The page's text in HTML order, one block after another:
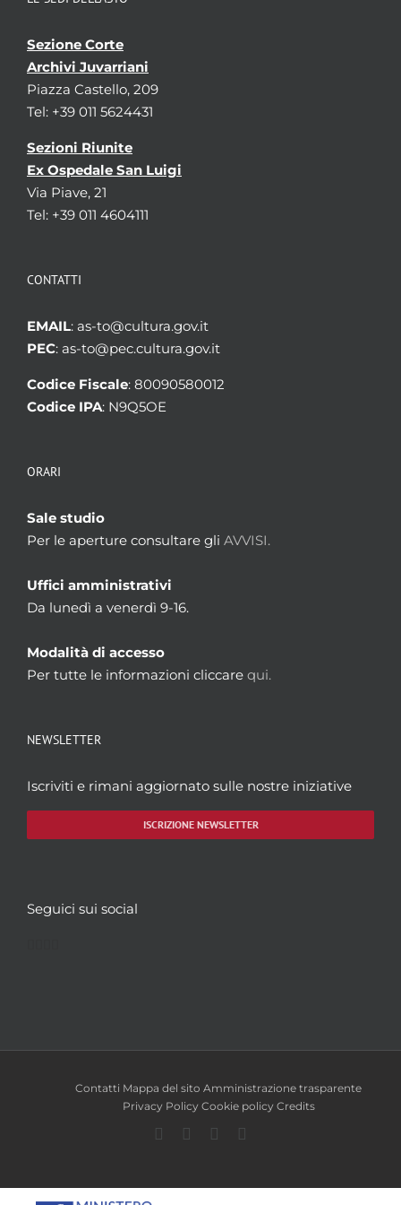
Sezione Corte
Archivi Juvarriani
Piazza Castello, 209
Tel: +39 011 5624431
Sezioni Riunite
Ex Ospedale San Luigi
Via Piave, 21
Tel: +39 011 4604111
CONTATTI
EMAIL: as-to@cultura.gov.it
PEC: as-to@pec.cultura.gov.it
Codice Fiscale: 80090580012
Codice IPA: N9Q5OE
ORARI
Sale studio
Per le aperture consultare gli AVVISI.
Uffici amministrativi
Da lunedì a venerdì 9-16.
Modalità di accesso
Per tutte le informazioni cliccare qui.
NEWSLETTER
Iscriviti e rimani aggiornato sulle nostre iniziative
ISCRIZIONE NEWSLETTER
Seguici sui social
Contatti Mappa del sito Amministrazione trasparente
Privacy Policy Cookie policy Credits
Facebook
TwitterYouTube